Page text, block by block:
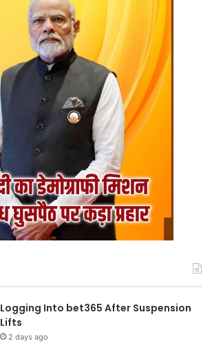
Logging Into bet365 After Suspension
Lifts
2 days ago